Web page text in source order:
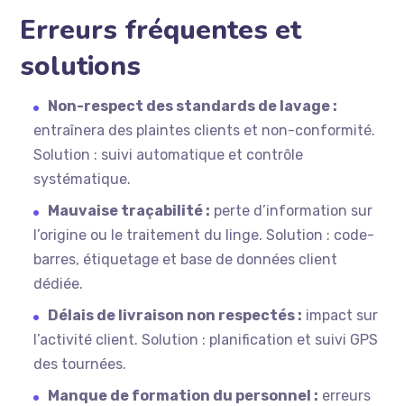
Erreurs fréquentes et
solutions
Non-respect des standards de lavage :
entraînera des plaintes clients et non-conformité.
Solution : suivi automatique et contrôle
systématique.
Mauvaise traçabilité : perte d’information sur
l’origine ou le traitement du linge. Solution : code-
barres, étiquetage et base de données client
dédiée.
Délais de livraison non respectés : impact sur
l’activité client. Solution : planification et suivi GPS
des tournées.
Manque de formation du personnel : erreurs